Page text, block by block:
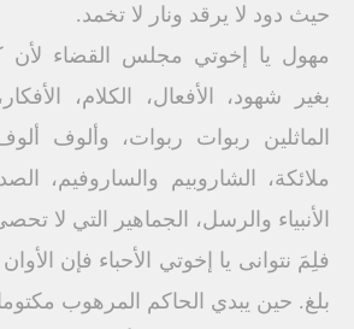
حيث دود لا يرقد ونار لا تخمد.
مهول يا إخوتي مجلس القضاء لأن
بغير شهود، الأفعال، الكلام،
الماثلين ربوات ربوات، وألوف
ملائكة، الشاروبيم والساروفيم،
الأنبياء والرسل، الجماهير التي لا
فلِمَ نتوانى يا إخوتي الأحباء فإن
بلغ. حين يبدي الحاكم المرهوب